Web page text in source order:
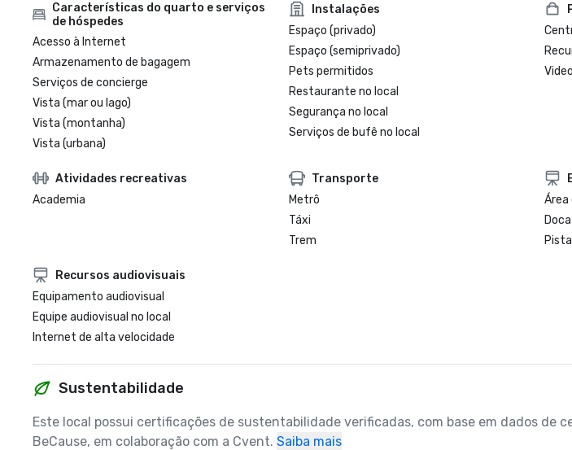
Características do quarto e serviços
de hóspedes
Acesso à Internet
Armazenamento de bagagem
Serviços de concierge
Vista (mar ou lago)
Vista (montanha)
Vista (urbana)
Instalações
Espaço (privado)
Espaço (semiprivado)
Pets permitidos
Restaurante no local
Segurança no local
Serviços de bufê no local
Atividades recreativas
Academia
Transporte
Metrô
Táxi
Trem
Área
Recursos audiovisuais
Equipamento audiovisual
Equipe audiovisual no local
Internet de alta velocidade
Sustentabilidade
Este local possui certificações de sustentabilidade verificadas, com base em dados de
BeCause, em colaboração com a Cvent. Saiba mais